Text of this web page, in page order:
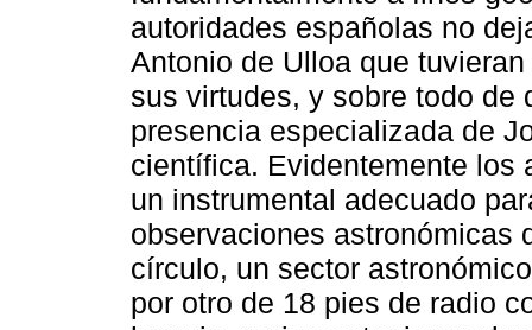
autoridades españolas no
Antonio de Ulloa que
sus virtudes, y sobre todo de
presencia especializada de
científica. Evidentemente los
un instrumental adecuado
observaciones astronómicas
círculo, un sector
por otro de 18 pies de radio